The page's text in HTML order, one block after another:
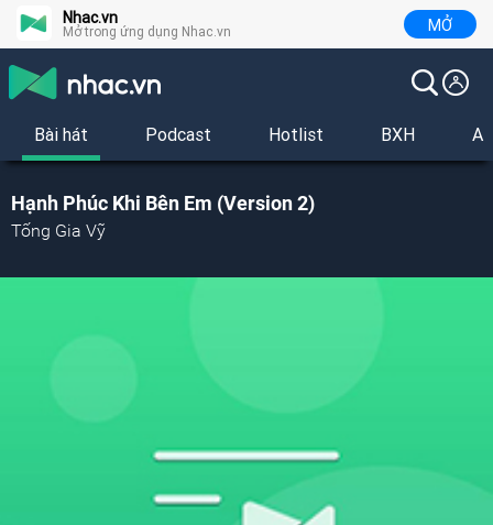
Nhac.vn
Mở trong ứng dụng Nhac.vn MỞ
Bài hát Podcast Hotlist BXH
Hạnh Phúc Khi Bên Em (Version 2)
Tống Gia Vỹ